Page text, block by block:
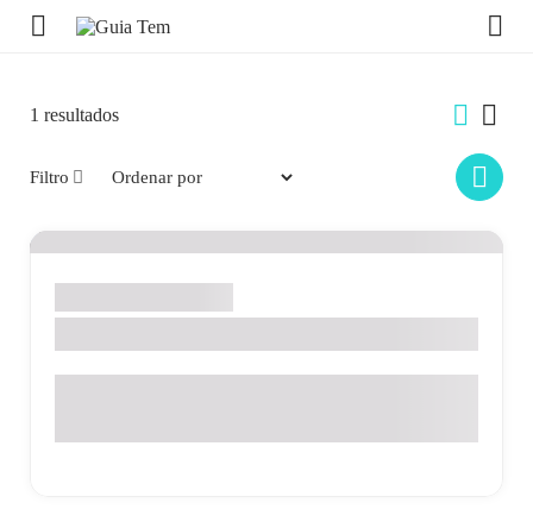
1 resultados
Filtro